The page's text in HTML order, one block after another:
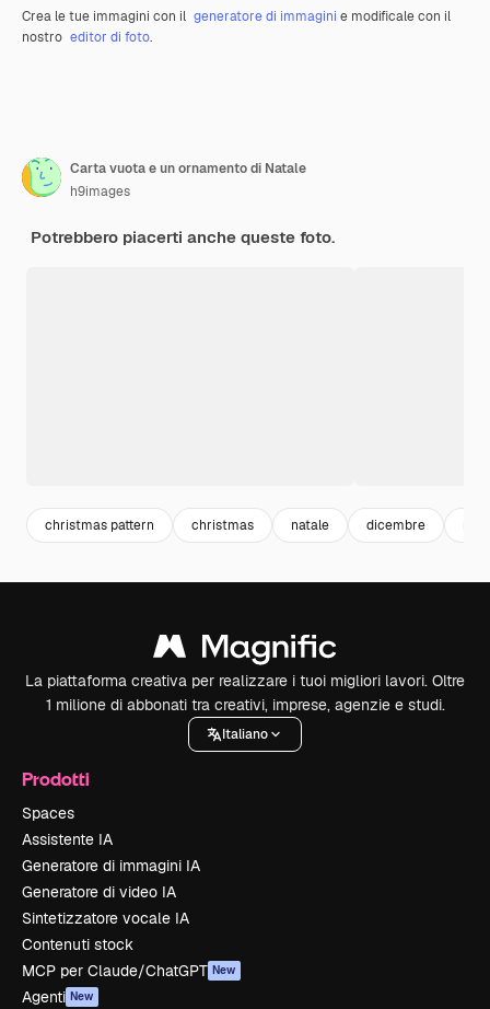
Crea le tue immagini con il generatore di immagini e modificale con il
nostro editor di foto.
Carta vuota e un ornamento di Natale
h9images
Potrebbero piacerti anche queste foto.
christmas pattern christmas natale dicembre
La piattaforma creativa per realizzare i tuoi migliori lavori. Oltre
1 milione di abbonati tra creativi, imprese, agenzie e studi.
Italiano
Prodotti
Spaces
Assistente IA
Generatore di immagini IA
Generatore di video IA
Sintetizzatore vocale IA
Contenuti stock
MCP per Claude/ChatGPT New
Agenti New